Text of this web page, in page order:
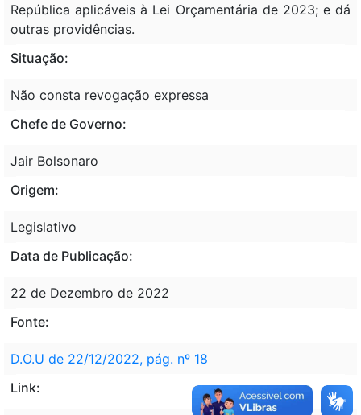
República aplicáveis à Lei Orçamentária de 2023; e dá
outras providências.
Situação:
Não consta revogação expressa
Chefe de Governo:
Jair Bolsonaro
Origem:
Legislativo
Data de Publicação:
22 de Dezembro de 2022
Fonte:
D.O.U de 22/12/2022, pág. nº 18
Link: